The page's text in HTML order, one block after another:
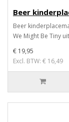
Beer
Beer
We Might Be Tiny
€ 19,95
Excl. BTW: € 16,49